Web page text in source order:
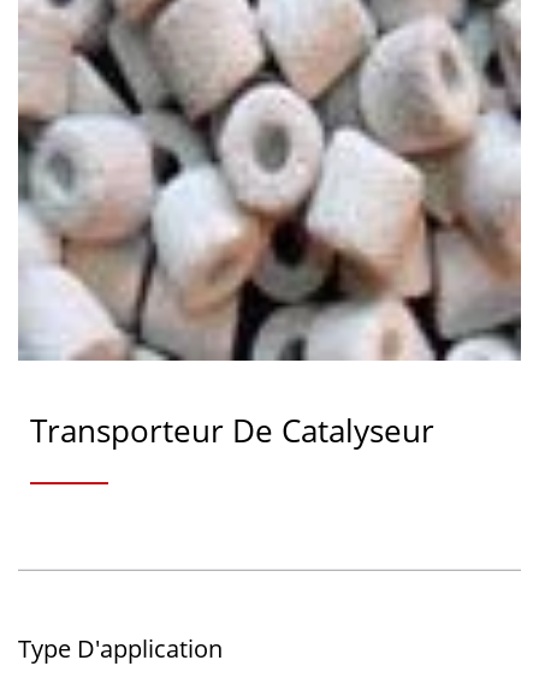
Transporteur De Catalyseur
Type D'application